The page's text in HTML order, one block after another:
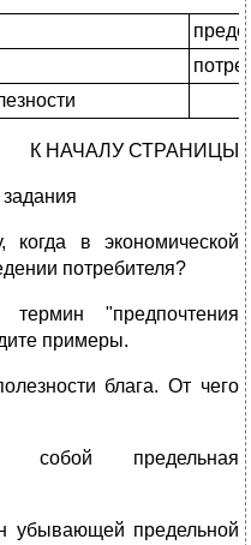
К НАЧАЛУ СТРАНИЦЫ
в экономической
потребителя?
"предпочтения
примеры.
блага. От чего
собой предельная
убывающей предельной